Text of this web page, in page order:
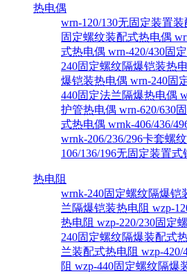
热电偶
wrn-120/130无固定装置
固定螺纹装配式热电偶
式热电偶 wrn-420/430固
240固定螺纹隔爆铠装热
爆铠装热电偶 wrn-240固
440固定法兰隔爆热电偶
护管热电偶 wrn-620/630
式热电偶 wrnk-406/436/
wrnk-206/236/296卡套螺
106/136/196无固定装置
热电阻
wrnk-240固定螺纹隔爆铠
兰隔爆铠装热电阻 wzp-
热电阻 wzp-220/230固定
240固定螺纹隔爆装配式
兰装配式热电阻 wzp-
阻 wzp-440固定螺纹隔爆